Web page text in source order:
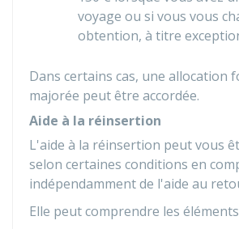
voyage ou si vous vous
obtention, à titre
Dans certains cas, une allocation
majorée peut être accordée.
Aide à la réinsertion
L'aide à la réinsertion peut vous
selon certaines conditions en
indépendamment de l'aide au
Elle peut comprendre les